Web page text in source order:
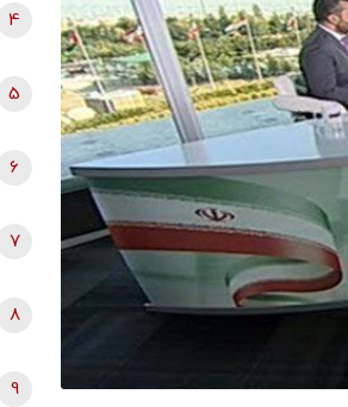
4
5
6
7
8
9